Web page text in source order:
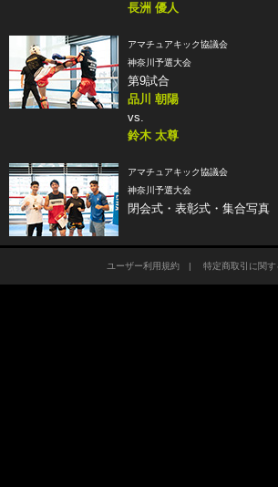
長洲 優人
アマチュアキック協議会
神奈川予選大会
第9試合
品川 朝陽
vs.
鈴木 太尊
アマチュアキック協議会
神奈川予選大会
閉会式・表彰式・集合写真
ユーザー利用規約| 特定商取引に関